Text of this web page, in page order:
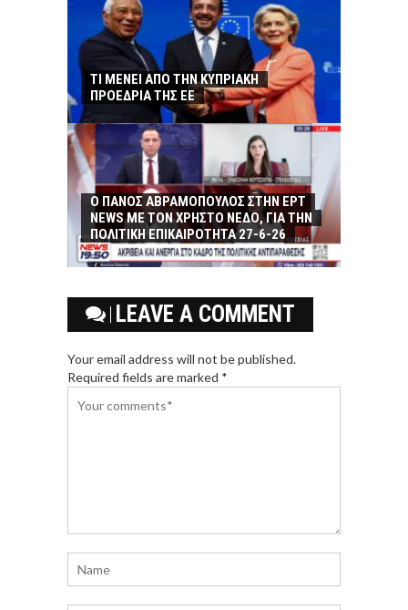
ΤΙ ΜΕΝΕΙ ΑΠΟ ΤΗΝ ΚΥΠΡΙΑΚΗ
ΠΡΟΕΔΡΙΑ ΤΗΣ ΕΕ
Ο ΠΑΝΟΣ ΑΒΡΑΜΟΠΟΥΛΟΣ ΣΤΗΝ ΕΡΤ
NEWS ΜΕ ΤΟΝ ΧΡΗΣΤΟ ΝΕΔΟ, ΓΙΑ ΤΗΝ
ΠΟΛΙΤΙΚΗ ΕΠΙΚΑΙΡΟΤΗΤΑ 27-6-26
LEAVE A COMMENT
Your email address will not be published.
Required fields are marked *